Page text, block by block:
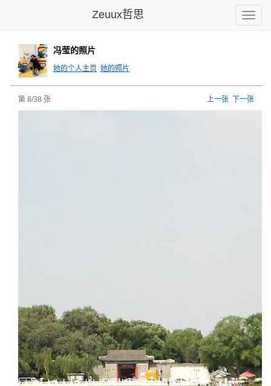
Toggle
Zeuux哲思
冯莹的照片
她的个人主页 她的照片
第 8/38 张 上一张 下一张